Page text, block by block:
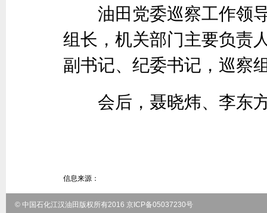
油田党委巡察工作领导
组长，机关部门主要负责
副书记、纪委书记，巡察
会后，聂晓炜、李东方
信息来源：
© 中国石化江汉油田版权所有2016 京ICP备05037230号